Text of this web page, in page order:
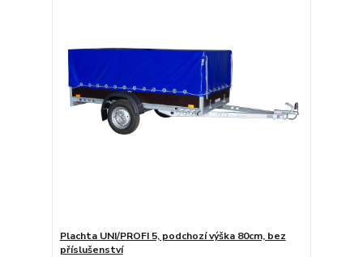
Plachta UNI/PROFI 5, podchozí výška 80cm, bez
příslušenství